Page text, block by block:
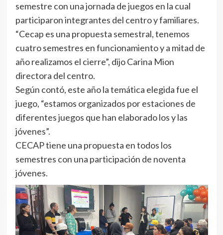
semestre con una jornada de juegos en la cual
participaron integrantes del centro y familiares.
“Cecap es una propuesta semestral, tenemos
cuatro semestres en funcionamiento y a mitad de
año realizamos el cierre”, dijo Carina Mion
directora del centro.
Según contó, este año la temática elegida fue el
juego, “estamos organizados por estaciones de
diferentes juegos que han elaborado los y las
jóvenes”.
CECAP tiene una propuesta en todos los
semestres con una participación de noventa
jóvenes.